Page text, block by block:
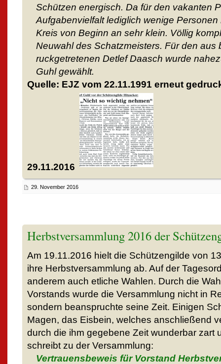
Schützen energisch. Da für den vakanten
Aufgabenvielfalt lediglich wenige
Kreis von Beginn an sehr klein. Völlig
Neuwahl des Schatzmeisters. Für den aus
ruckgetretenen Detlef Daasch wurde
Guhl gewählt.
Quelle: EJZ vom 22.11.1991 erneut
29.11.2016
29. November 2016
Herbstversammlung 2016 der
Am 19.11.2016 hielt die Schützengilde von
ihre Herbstversammlung ab. Auf der
anderem auch etliche Wahlen. Durch die
Vorstands wurde die Versammlung nicht in
sondern beanspruchte seine Zeit. Einigen
Magen, das Eisbein, welches anschließend
durch die ihm gegebene Zeit wunderbar zart
schreibt zu der Versammlung:
Vertrauensbeweis für Vorstand